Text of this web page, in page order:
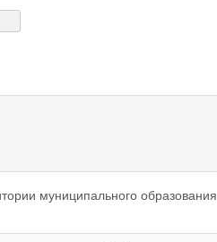
муниципального образования